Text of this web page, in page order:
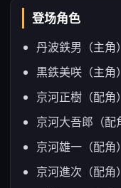
登场角色
丹波鉄男（主角
黒鉄美咲（主角
京河正樹（配角
京河大吾郎（配
京河雄一（配角
京河進次（配角